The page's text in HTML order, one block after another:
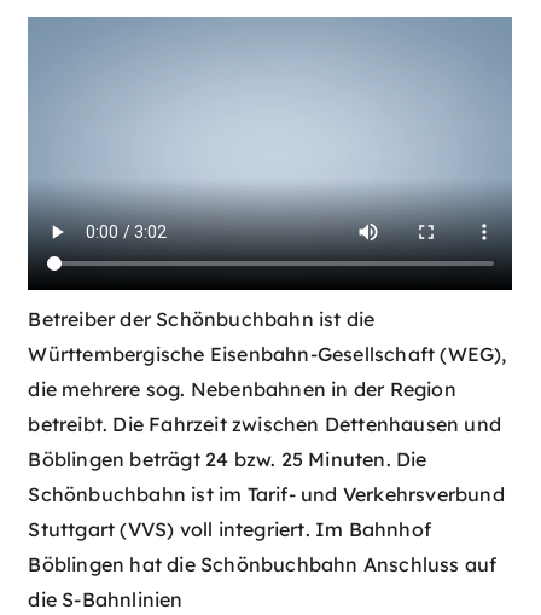
Betreiber der Schönbuchbahn ist die
Württembergische Eisenbahn-Gesellschaft (WEG),
die mehrere sog. Nebenbahnen in der Region
betreibt. Die Fahrzeit zwischen Dettenhausen und
Böblingen beträgt 24 bzw. 25 Minuten. Die
Schönbuchbahn ist im Tarif- und Verkehrsverbund
Stuttgart (VVS) voll integriert. Im Bahnhof
Böblingen hat die Schönbuchbahn Anschluss auf
die S-Bahnlinien